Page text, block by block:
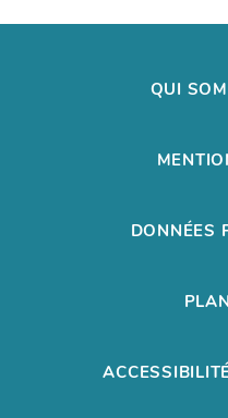
QUI
DONNÉES